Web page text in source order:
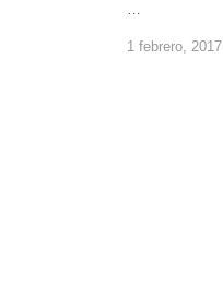
…
1 febrero, 2017